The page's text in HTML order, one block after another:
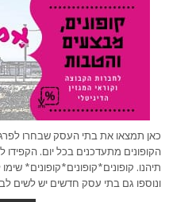
כאן תמצאו את בתי העסק שבחרו
הקופונים מתעדכנים בכל יום.
תיהנו. קופונים*קופונים*קופונים*
ונוספו גם בתי עסק חדשים יש לשים